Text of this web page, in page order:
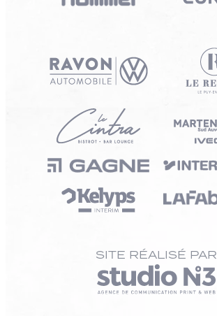
SITE RÉALISÉ PAR